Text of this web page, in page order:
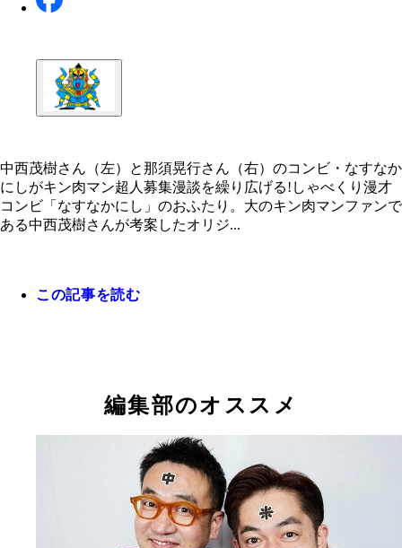
なすなかにし中西考案「阿修羅かにし」
中西茂樹さん（左）と那須晃行さん（右）のコンビ・なすなか
にしがキン肉マン超人募集漫談を繰り広げる!しゃべくり漫才
コンビ「なすなかにし」のおふたり。大のキン肉マンファンで
ある中西茂樹さんが考案したオリジ...
この記事を読む
編集部のオススメ